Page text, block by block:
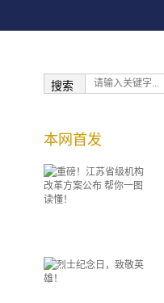
搜索
本网首发